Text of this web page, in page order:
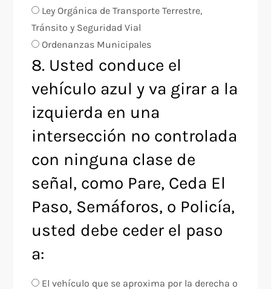
Ley Orgánica de Transporte Terrestre,
Tránsito y Seguridad Vial
Ordenanzas Municipales
8. Usted conduce el
vehículo azul y va girar a la
izquierda en una
intersección no controlada
con ninguna clase de
señal, como Pare, Ceda El
Paso, Semáforos, o Policía,
usted debe ceder el paso
a:
El vehículo que se aproxima por la derecha o